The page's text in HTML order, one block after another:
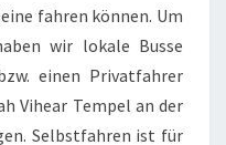
fahren können. Um
wir lokale Busse
einen Privatfahrer
Vihear Tempel an der
Selbstfahren ist für